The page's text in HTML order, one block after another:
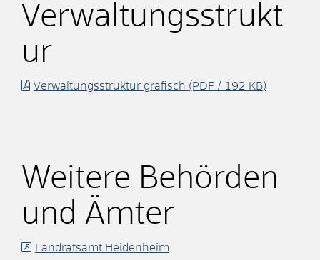
Verwaltungsstrukt
ur
Verwaltungsstruktur grafisch (PDF / 192 KB)
Weitere Behörden
und Ämter
Landratsamt Heidenheim